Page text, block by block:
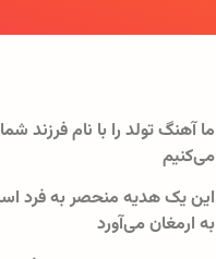
ما آهنگ تولد را با نام فرزند
می‌کنیم
این یک هدیه منحصر به فرد
به ارمغان می‌آورد